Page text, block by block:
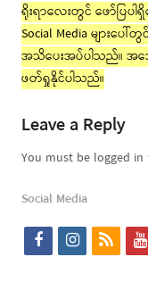
ရိုးရာလေးတွင် ဖော်ပြပါ
Social Media များပေ
အသိပေးအပ်ပါသည်။ အ
ဖတ်ရှုနိုင်ပါသည်။
Leave a Reply
You must be logged
Social Media
f
i
r
y